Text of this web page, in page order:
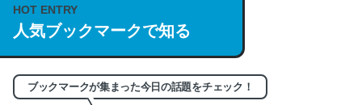
https://isobe324649.hatenablog.com/entry/2023/03/27
/064121
─GPTの仕組みと限界についての考察（１） - conceptualization
HOT ENTRY
人気ブックマークで知る
ブックマークが集まった今日の話題をチェック！